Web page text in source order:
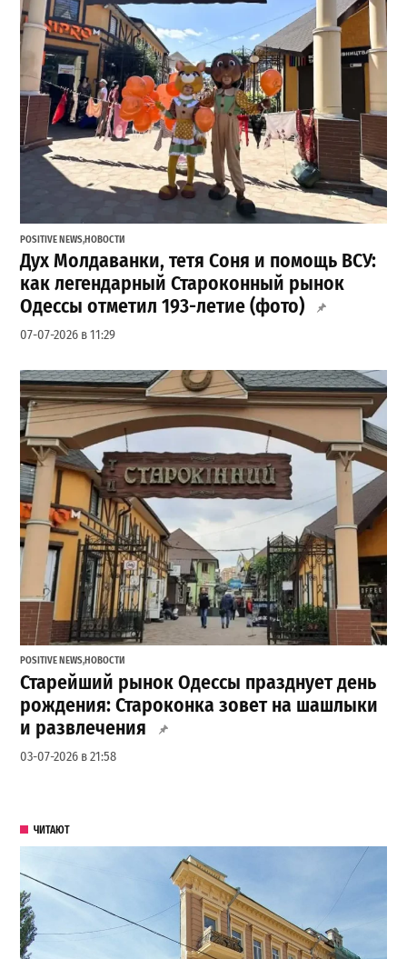
POSITIVE NEWS,НОВОСТИ
Дух Молдаванки, тетя Соня и помощь ВСУ:
как легендарный Староконный рынок
Одессы отметил 193-летие (фото)
07-07-2026 в 11:29
POSITIVE NEWS,НОВОСТИ
Старейший рынок Одессы празднует день
рождения: Староконка зовет на шашлыки
и развлечения
03-07-2026 в 21:58
ЧИТАЮТ